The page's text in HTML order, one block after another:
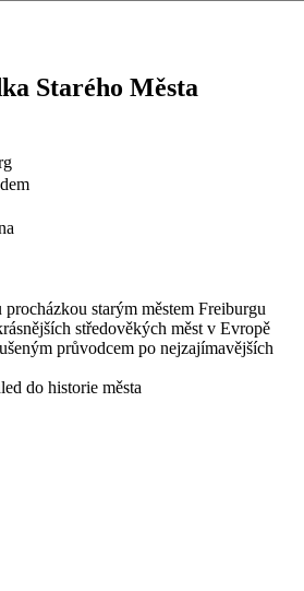
Starého Města
starým městem Freiburgu
středověkých měst v Evropě
průvodcem po nejzajímavějších
do historie města